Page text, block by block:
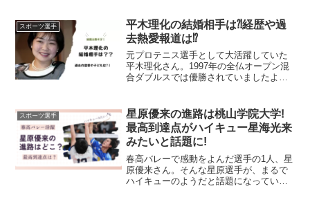
んな佐々木朗希選手が、2025年2月22日
自身のInstagr...
スポーツ選手
平木理化の結婚相手は⁈経歴や過
去熱愛報道は⁉︎
元プロテニス選手として大活躍していた
平木理化さん。1997年の全仏オープン混
合ダブルスでは優勝されていましたよ
ような相手なのか調査しました。平木理
化は結婚していない⁉︎...
スポーツ選手
星原優来の進路は桃山学院大学!
最高到達点がハイキュー星海光来
みたいと話題に!
春高バレーで感動をよんだ選手の1人、星
原優来さん。そんな星原選手が、まるで
ハイキューのようだと話題になっていま